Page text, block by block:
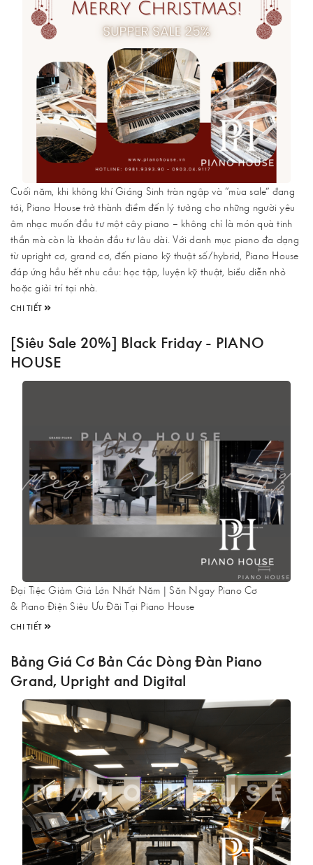
Cuối năm, khi không khí Giáng Sinh tràn ngập và “mùa sale” đang
tới, Piano House trở thành điểm đến lý tưởng cho những người yêu
âm nhạc muốn đầu tư một cây piano – không chỉ là món quà tinh
thần mà còn là khoản đầu tư lâu dài. Với danh mục piano đa dạng
từ upright cơ, grand cơ, đến piano kỹ thuật số/hybrid, Piano House
đáp ứng hầu hết nhu cầu: học tập, luyện kỹ thuật, biểu diễn nhỏ
hoặc giải trí tại nhà.
CHI TIẾT
[Siêu Sale 20%] Black Friday - PIANO
HOUSE
Đại Tiệc Giảm Giá Lớn Nhất Năm | Săn Ngay Piano Cơ
& Piano Điện Siêu Ưu Đãi Tại Piano House
CHI TIẾT
Bảng Giá Cơ Bản Các Dòng Đàn Piano
Grand, Upright and Digital